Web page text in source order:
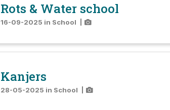
Rots & Water school
16-09-2025 in School
Kanjers
28-05-2025 in School